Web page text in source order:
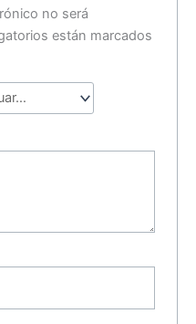
no será
están marcados